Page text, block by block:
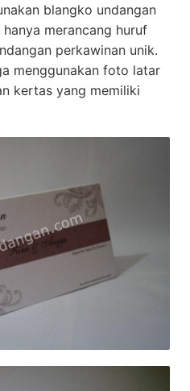
blangko undangan
merancang huruf
perkawinan unik.
menggunakan foto latar
kertas yang memiliki